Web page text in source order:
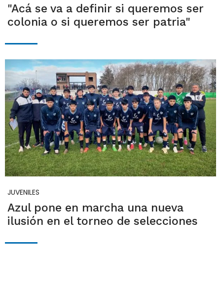
"Acá se va a definir si queremos ser
colonia o si queremos ser patria"
JUVENILES
Azul pone en marcha una nueva
ilusión en el torneo de selecciones